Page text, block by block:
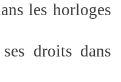
les horloges
droits dans